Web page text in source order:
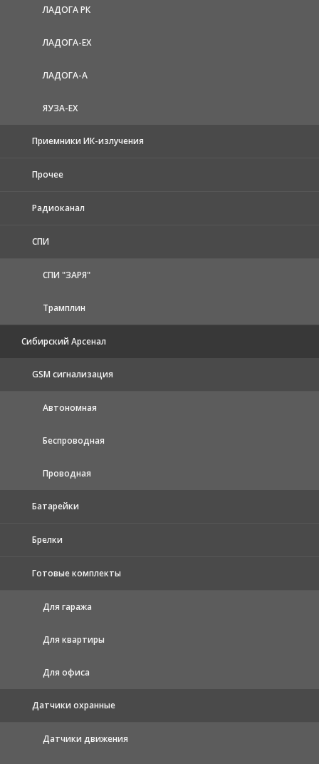
ЛАДОГА РК
ЛАДОГА-EX
ЛАДОГА-А
ЯУЗА-ЕХ
Приемники ИК-излучения
Прочее
Радиоканал
СПИ
СПИ "ЗАРЯ"
Трамплин
Сибирский Арсенал
GSM сигнализация
Автономная
Беспроводная
Проводная
Батарейки
Брелки
Готовые комплекты
Для гаража
Для квартиры
Для офиса
Датчики охранные
Датчики движения